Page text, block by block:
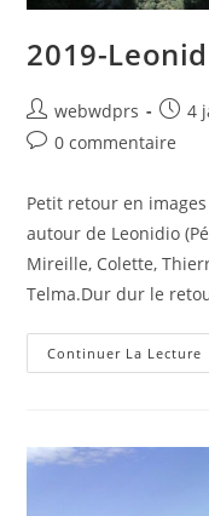
2019-
webwdprs 4
0 commentaire
Petit retour en
autour de Leonidio
Mireille, Colette,
Telma.Dur dur le
Continuer La Lecture